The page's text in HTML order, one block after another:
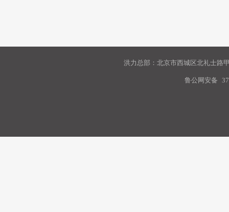
洪力总部：北京市西城区北礼士路
鲁公网安备